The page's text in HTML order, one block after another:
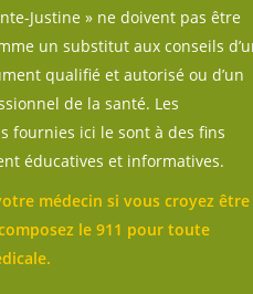
Justine » ne doivent pas être
un substitut aux conseils
qualifié et autorisé ou d’un
de la santé. Les
fournies ici le sont à des fins
éducatives et informatives.
médecin si vous croyez être
le 911 pour toute